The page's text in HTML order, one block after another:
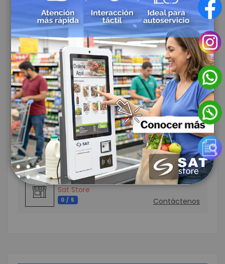
Manual de usuario y software
ENVIÓ A TODO
EL PAIS
Acepta pagos en línea
Garantía de marca
Calcular el costo de envío
Envía artículos rápidamente
Entrega de 3-5 días Habiles
VENTA POR
Sat Store
0 / 5 Contáctenos